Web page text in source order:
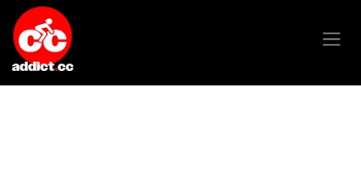
Overslaan naar inhoud